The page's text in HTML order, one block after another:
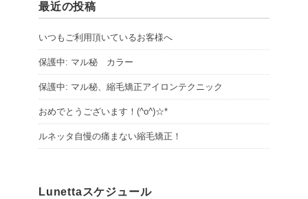
最近の投稿
いつもご利用頂いているお客様へ
保護中: マル秘 カラー
保護中: マル秘、縮毛矯正アイロンテクニック
おめでとうございます！(^o^)☆*
ルネッタ自慢の痛まない縮毛矯正！
Lunettaスケジュール